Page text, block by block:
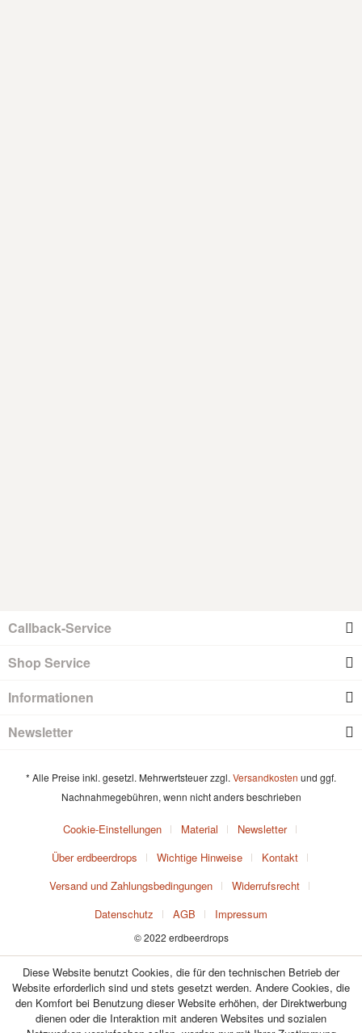
Callback-Service
Shop Service
Informationen
Newsletter
* Alle Preise inkl. gesetzl. Mehrwertsteuer zzgl. Versandkosten und ggf.
Nachnahmegebühren, wenn nicht anders beschrieben
Cookie-Einstellungen Material
Newsletter
Über erdbeerdrops
Wichtige Hinweise
Kontakt
Versand und Zahlungsbedingungen
Widerrufsrecht
Datenschutz
AGB Impressum
© 2022 erdbeerdrops
Diese Website benutzt Cookies, die für den technischen Betrieb der
Website erforderlich sind und stets gesetzt werden. Andere Cookies, die
den Komfort bei Benutzung dieser Website erhöhen, der Direktwerbung
dienen oder die Interaktion mit anderen Websites und sozialen